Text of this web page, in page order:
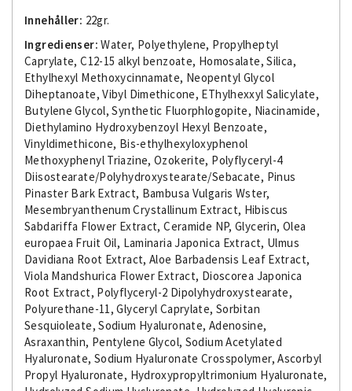
Innehåller: 22gr.
Ingredienser: Water, Polyethylene, Propylheptyl
Caprylate, C12-15 alkyl benzoate, Homosalate, Silica,
Ethylhexyl Methoxycinnamate, Neopentyl Glycol
Diheptanoate, Vibyl Dimethicone, EThylhexxyl Salicylate,
Butylene Glycol, Synthetic Fluorphlogopite, Niacinamide,
Diethylamino Hydroxybenzoyl Hexyl Benzoate,
Vinyldimethicone, Bis-ethylhexyloxyphenol
Methoxyphenyl Triazine, Ozokerite, Polyflyceryl-4
Diisostearate/Polyhydroxystearate/Sebacate, Pinus
Pinaster Bark Extract, Bambusa Vulgaris Wster,
Mesembryanthenum Crystallinum Extract, Hibiscus
Sabdariffa Flower Extract, Ceramide NP, Glycerin, Olea
europaea Fruit Oil, Laminaria Japonica Extract, Ulmus
Davidiana Root Extract, Aloe Barbadensis Leaf Extract,
Viola Mandshurica Flower Extract, Dioscorea Japonica
Root Extract, Polyflyceryl-2 Dipolyhydroxystearate,
Polyurethane-11, Glyceryl Caprylate, Sorbitan
Sesquioleate, Sodium Hyaluronate, Adenosine,
Asraxanthin, Pentylene Glycol, Sodium Acetylated
Hyaluronate, Sodium Hyaluronate Crosspolymer, Ascorbyl
Propyl Hyaluronate, Hydroxypropyltrimonium Hyaluronate,